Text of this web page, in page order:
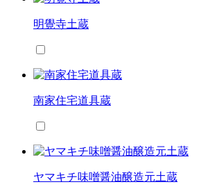
明覺寺土蔵
南家住宅道具蔵
ヤマキチ味噌醤油醸造元土蔵